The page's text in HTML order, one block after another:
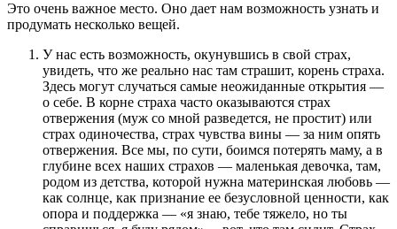
Это очень важное место. Оно дает нам возможность узнать и
продумать несколько вещей.
У нас есть возможность, окунувшись в свой страх,
увидеть, что же реально нас там страшит, корень страха.
Здесь могут случаться самые неожиданные открытия —
о себе. В корне страха часто оказываются страх
отвержения (муж со мной разведется, не простит) или
страх одиночества, страх чувства вины — за ним опять
отвержения. Все мы, по сути, боимся потерять маму, а в
глубине всех наших страхов — маленькая девочка, там,
родом из детства, которой нужна материнская любовь —
как солнце, как признание ее безусловной ценности, как
опора и поддержка — «я знаю, тебе тяжело, но ты